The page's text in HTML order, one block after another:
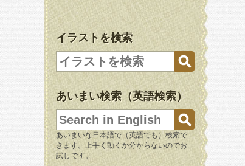
イラストを検索
あいまい検索（英語検索）
あいまいな日本語で（英語でも）検索で
きます。上手く動くか分からないのでお
試しです。